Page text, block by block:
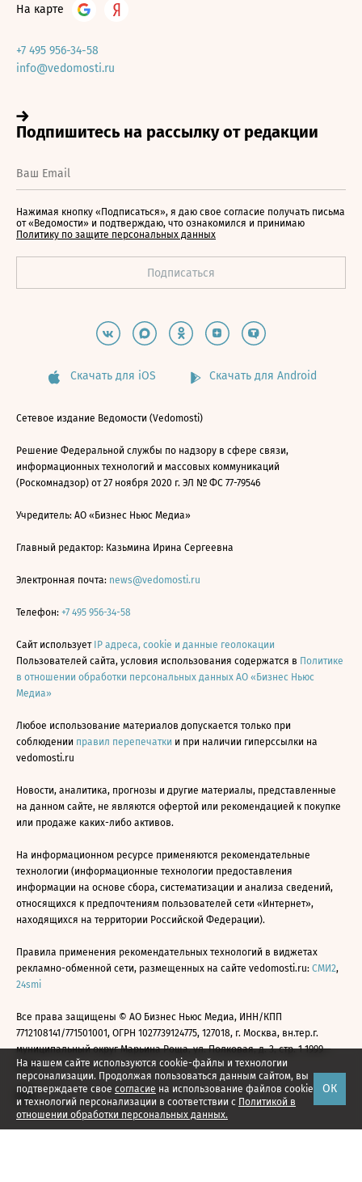
На нашем сайте используются cookie-файлы и технологии
персонализации. Продолжая пользоваться данным сайтом, вы
подтверждаете свое согласие на использование файлов cookie
и технологий персонализации в соответствии с Политикой в
отношении обработки персональных данных.
ОК
На карте
+7 495 956-34-58
info@vedomosti.ru
Нажимая кнопку «Подписаться», я даю свое согласие получать письма
от «Ведомости» и подтверждаю, что ознакомился и принимаю
Политику по защите персональных данных
Скачать для iOS Скачать для Android
Сетевое издание Ведомости (Vedomosti)
Решение Федеральной службы по надзору в сфере связи,
информационных технологий и массовых коммуникаций
(Роскомнадзор) от 27 ноября 2020 г. ЭЛ № ФС 77-79546
Учредитель: АО «Бизнес Ньюс Медиа»
Главный редактор: Казьмина Ирина Сергеевна
Электронная почта: news@vedomosti.ru
Телефон: +7 495 956-34-58
Сайт использует IP адреса, cookie и данные геолокации
Пользователей сайта, условия использования содержатся в Политике
в отношении обработки персональных данных АО «Бизнес Ньюс
Медиа»
Любое использование материалов допускается только при
соблюдении правил перепечатки и при наличии гиперссылки на
vedomosti.ru
Новости, аналитика, прогнозы и другие материалы, представленные
на данном сайте, не являются офертой или рекомендацией к покупке
или продаже каких-либо активов.
На информационном ресурсе применяются рекомендательные
технологии (информационные технологии предоставления
информации на основе сбора, систематизации и анализа сведений,
относящихся к предпочтениям пользователей сети «Интернет»,
находящихся на территории Российской Федерации).
Правила применения рекомендательных технологий в виджетах
рекламно-обменной сети, размещенных на сайте vedomosti.ru: СМИ2,
24smi
Все права защищены © АО Бизнес Ньюс Медиа, ИНН/КПП
7712108141/771501001, ОГРН 1027739124775, 127018, г. Москва, вн.тер.г.
муниципальный округ Марьина Роща, ул. Полковая, д. 3, стр. 1 1999—
2026